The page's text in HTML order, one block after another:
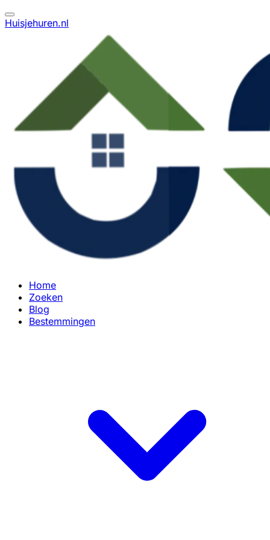
Huisjehuren.nl
Home
Zoeken
Blog
Bestemmingen